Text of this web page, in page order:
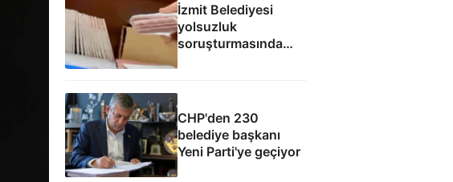
İzmit Belediyesi
yolsuzluk
soruşturmasında
dolu zarf
CHP'den 230
belediye başkanı
Yeni Parti'ye geçiyor